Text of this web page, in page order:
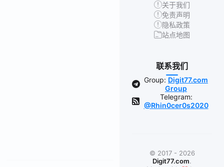
关于我们
免责声明
隐私政策
站点地图
联系我们
Group: Digit77.com
Group
Telegram:
@Rhin0cer0s2020
© 2017 - 2026
Digit77.com.